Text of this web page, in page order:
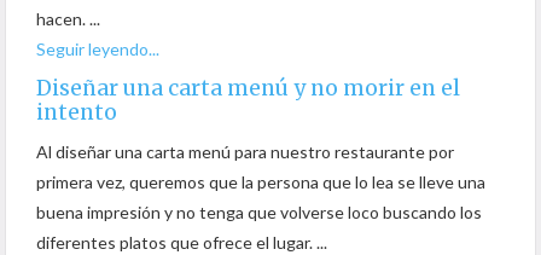
hacen. ...
Seguir leyendo...
Diseñar una carta menú y no morir en el
intento
Al diseñar una carta menú para nuestro restaurante por
primera vez, queremos que la persona que lo lea se lleve una
buena impresión y no tenga que volverse loco buscando los
diferentes platos que ofrece el lugar. ...